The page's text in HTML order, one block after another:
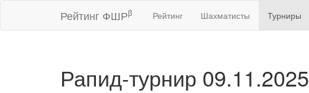
Рейтинг ФШРβ Рейтинг Шахматисты Турниры
Рапид-турнир 09.11.2025